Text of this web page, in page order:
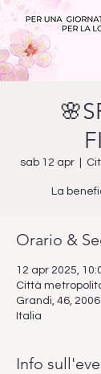
sab 12 apr
  |
La
Orario &
12 apr 2025,
Città
Grandi, 46,
Italia
Info